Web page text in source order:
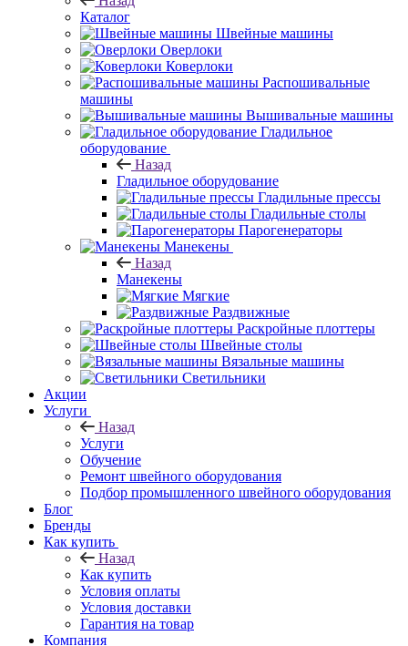
Каталог
Швейные машины
Оверлоки
Коверлоки
Распошивальные
машины
Вышивальные машины
Гладильное
оборудование
Назад
Гладильное оборудование
Гладильные прессы
Гладильные столы
Парогенераторы
Манекены
Назад
Манекены
Мягкие
Раздвижные
Раскройные плоттеры
Швейные столы
Вязальные машины
Светильники
Акции
Услуги
Назад
Услуги
Обучение
Ремонт швейного оборудования
Подбор промышленного швейного оборудования
Блог
Бренды
Как купить
Назад
Как купить
Условия оплаты
Условия доставки
Гарантия на товар
Компания